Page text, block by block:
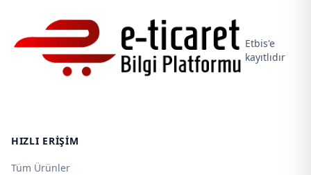
Etbis'e
kayıtlıdır
HIZLI ERIŞIM
Tüm Ürünler